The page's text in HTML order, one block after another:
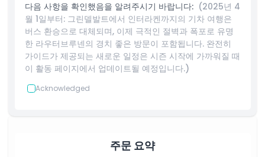
다음 사항을 확인했음을 알려주시기 바랍니다: (2025년 4
월 1일부터: 그린델발트에서 인터라켄까지의 기차 여행은
버스 환승으로 대체되며, 이제 극적인 절벽과 폭포로 유명
한 라우터브루넨의 경치 좋은 방문이 포함됩니다. 완전히
가이드가 제공되는 새로운 일정은 시즌 시작에 가까워질 때
이 활동 페이지에서 업데이트될 예정입니다.)
Acknowledged
주문 요약